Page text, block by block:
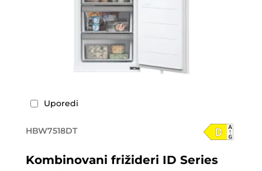
Uporedi
HBW7518DT
Kombinovani frižideri ID Series